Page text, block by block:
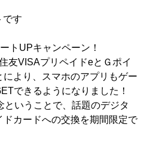
す
トUPキャンペーン！
友VISAプリペイドeとＧポイ
より、スマホのアプリもゲー
できるようになりました！
ということで、話題のデジタ
カードへの交換を期間限定で